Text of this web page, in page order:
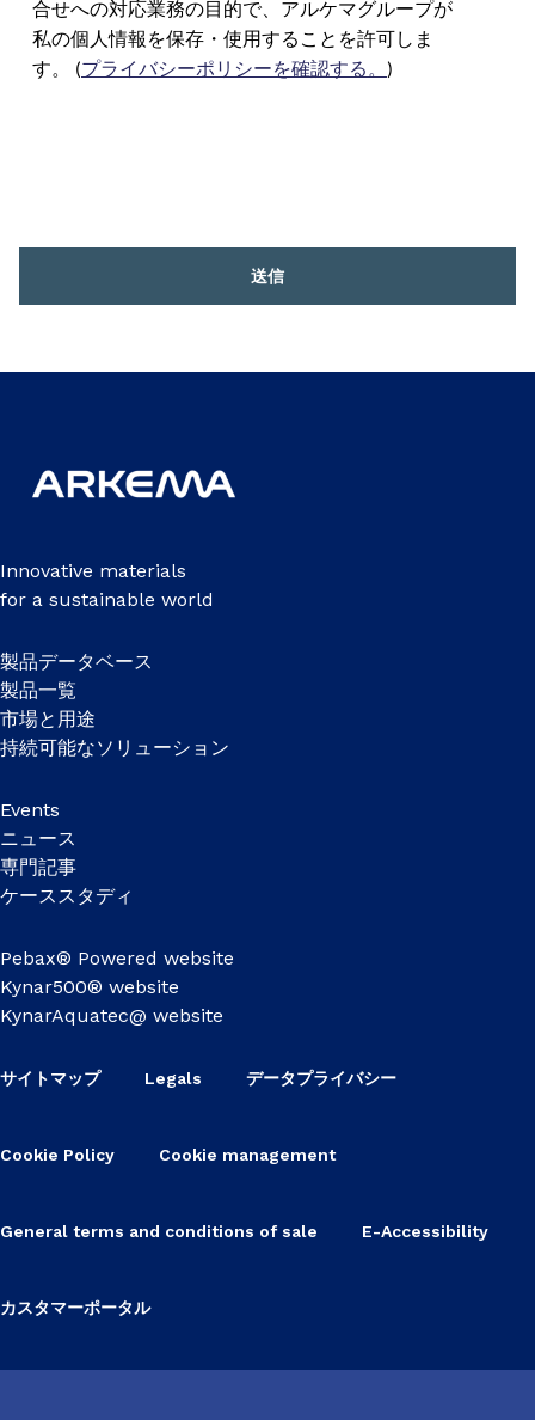
合せへの対応業務の目的で、アルケマグループが
私の個人情報を保存・使用することを許可しま
す。 (プライバシーポリシーを確認する。 )
送信
Innovative materials
for a sustainable world
製品データベース
製品一覧
市場と用途
持続可能なソリューション
Events
ニュース
専門記事
ケーススタディ
Pebax® Powered website
Kynar500® website
KynarAquatec@ website
サイトマップ Legals データプライバシー
Cookie Policy Cookie management
General terms and conditions of sale E-Accessibility
カスタマーポータル